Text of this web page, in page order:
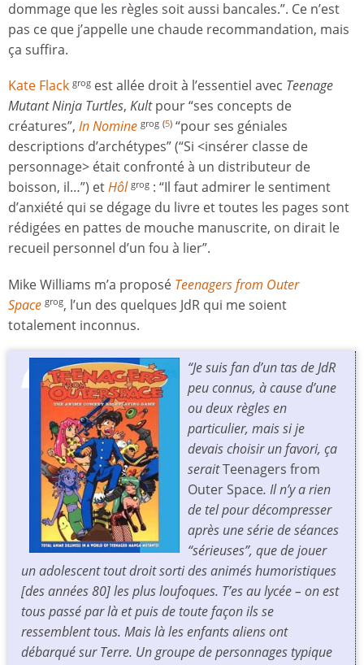
dommage que les règles soit aussi bancales.”. Ce n’est
pas ce que j’appelle une chaude recommandation, mais
ça suffira.
Kate Flack grog est allée droit à l’essentiel avec Teenage
Mutant Ninja Turtles, Kultpour “ses concepts de
créatures”, In Nomine grog (5) “pour ses géniales
descriptions d’archétypes” (“Si <insérer classe de
personnage> était confronté à un distributeur de
boisson, il…”) etHôl grog : “Il faut admirer le sentiment
d’anxiété qui se dégage du livre et toutes les pages sont
rédigées en pattes de mouche manuscrite, on dirait le
recueil personnel d’un fou à lier”.
Mike Williams m’a proposé Teenagers from Outer
Space grog, l’un des quelques JdR qui me soient
totalement inconnus.
“Je suis fan d’un tas de JdR
peu connus, à cause d’une
ou deux règles en
particulier, mais si je
devais choisir un favori, ça
seraitTeenagers from
Outer Space. Il n’y a rien
de tel pour décompresser
après une série de séances
“sérieuses”, que de jouer
un adolescent tout droit sorti des animés humoristiques
[des années 80] les plus loufoques. T’es au lycée – on est
tous passé par là et puis de toute façon ils se
ressemblent tous. Mais là les enfants aliens ont
débarqué sur Terre. Un groupe de personnages typique